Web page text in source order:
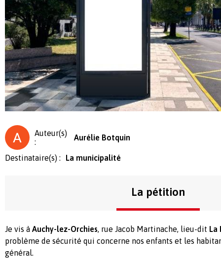
Auteur(s)
:
Aurélie Botquin
Destinataire(s) : La municipalité
La pétition
Je vis à Auchy-lez-Orchies, rue Jacob Martinache, lieu-dit La
problème de sécurité qui concerne nos enfants et les
général.